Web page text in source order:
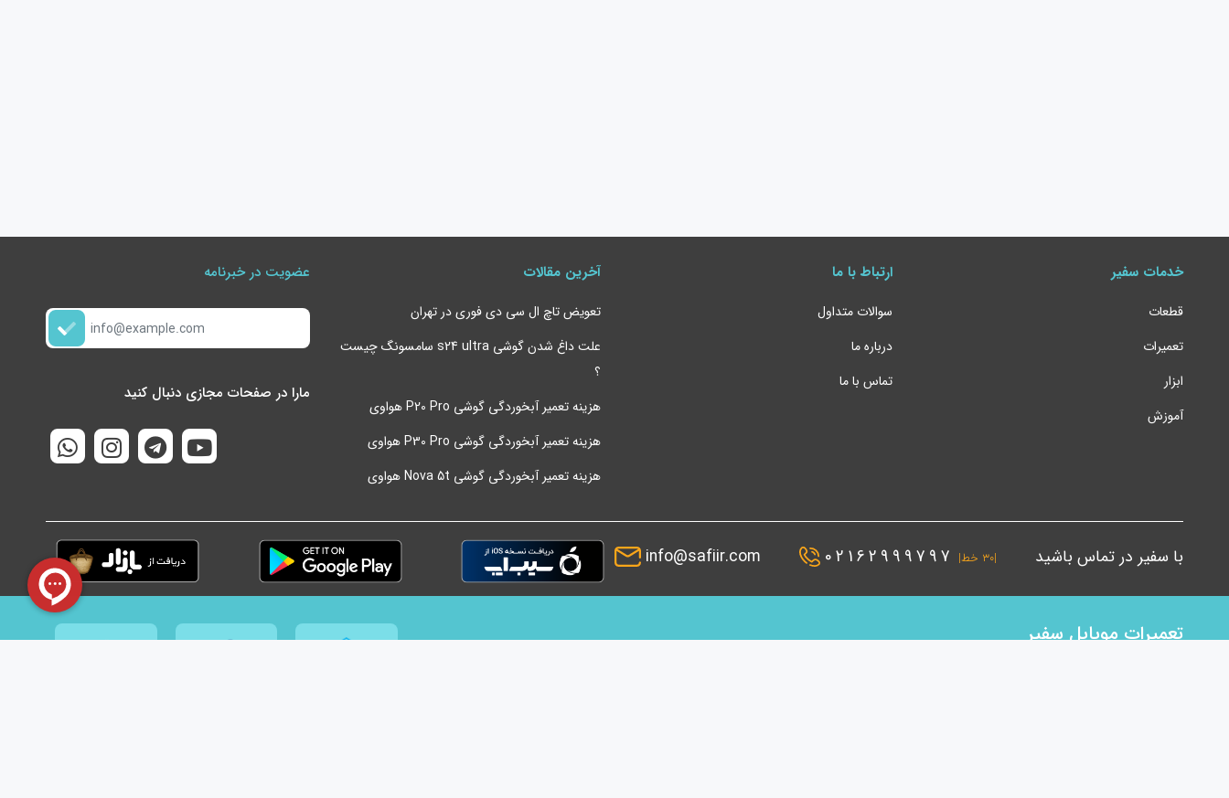
خدمات سفیر
قطعات
تعمیرات
ابزار
آموزش
ارتباط با ما
سوالات متداول
درباره ما
تماس با ما
آخرین مقالات
تعویض تاچ ال سی دی فوری در تهران
علت داغ شدن گوشی s24 ultra سامسونگ چیست
؟
هزینه تعمیر آبخوردگی گوشی P20 Pro هواوی
هزینه تعمیر آبخوردگی گوشی P30 Pro هواوی
هزینه تعمیر آبخوردگی گوشی Nova 5t هواوی
عضویت در خبرنامه
مارا در صفحات مجازی دنبال کنید
با سفیر در تماس باشید |۳۰ خط| 02162999797
info@safiir.com
تعمیرات موبایل سفیر